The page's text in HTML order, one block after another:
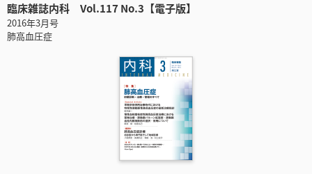
臨床雑誌内科 Vol.117 No.3【電子版】
2016年3月号
肺高血圧症